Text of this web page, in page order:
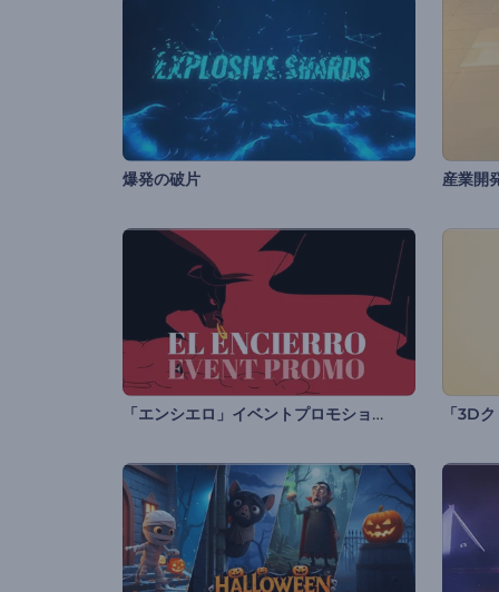
爆発の破片 産業開
「エンシエロ」イベントプロモション 「3D